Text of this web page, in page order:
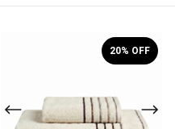
1/6
20% OFF